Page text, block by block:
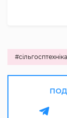
#сільгосптехніка